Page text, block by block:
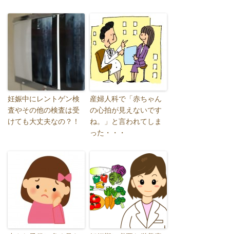
妊娠中にレントゲン検
査やその他の検査は受
けても大丈夫なの？！
産婦人科で「赤ちゃん
の心拍が見えないです
ね。」と言われてしま
った・・・